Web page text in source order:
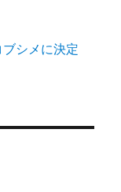
シメに決定